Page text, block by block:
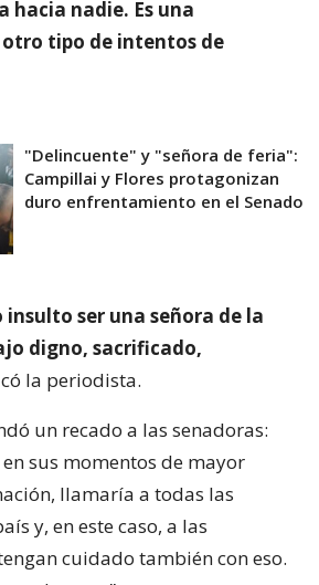
hacia nadie. Es una
otro tipo de intentos de
"Delincuente" y "señora de feria":
Campillai y Flores protagonizan
duro enfrentamiento en el Senado
insulto ser una señora de la
digno, sacrificado,
la periodista.
un recado a las senadoras:
en sus momentos de mayor
llamaría a todas las
y, en este caso, a las
cuidado también con eso.